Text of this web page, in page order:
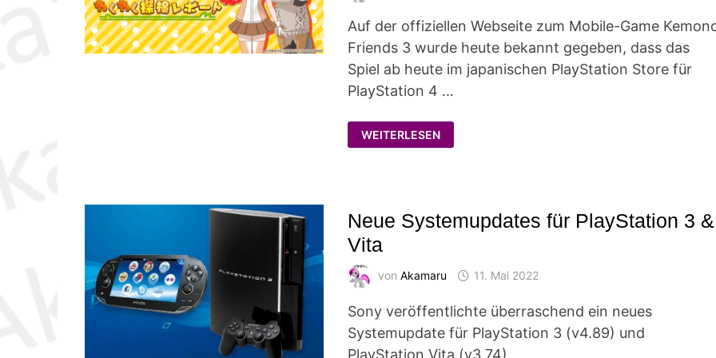
Auf der offiziellen Webseite zum Mobile-Game
Friends 3 wurde heute bekannt gegeben, dass das
Spiel ab heute im japanischen PlayStation Store für
PlayStation 4 …
"KEMONO
FRIENDS
3"
&
5
WEITERLESEN
Neue Systemupdates für PlayStation 3 &
Vita
vonAkamaru 11. Mai 2022
Sony veröffentlichte überraschend ein neues
Systemupdate für PlayStation 3 (v4.89) und
PlayStation Vita (v3.74).